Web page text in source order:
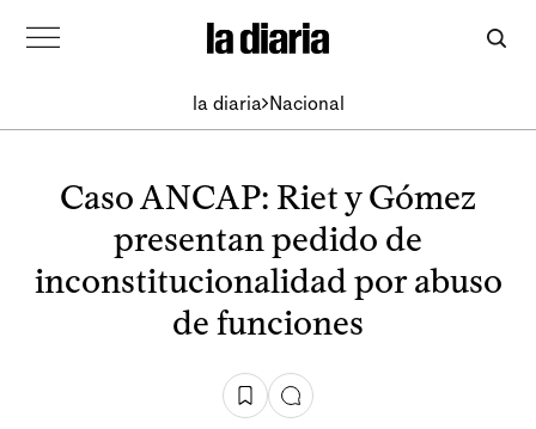
la diaria Nacional
Caso ANCAP: Riet y Gómez
presentan pedido de
inconstitucionalidad por abuso
de funciones